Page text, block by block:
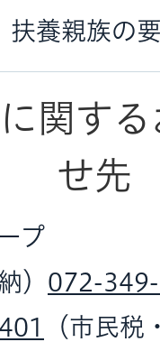
扶養親族の
関す
せ先
プ
） 072-
（市民税